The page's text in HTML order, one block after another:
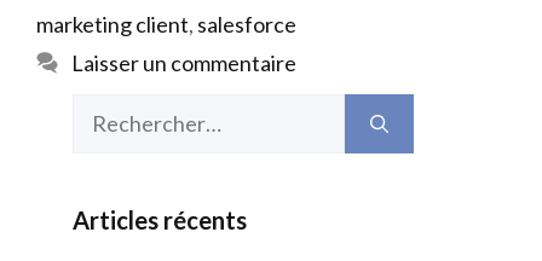
marketing client, salesforce
Laisser un commentaire
Articles récents